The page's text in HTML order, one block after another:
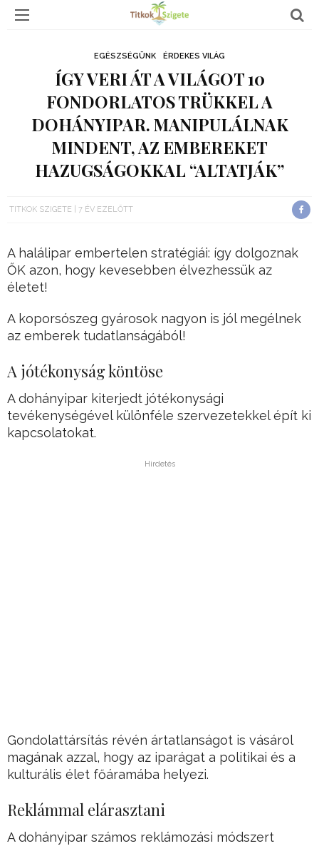
EGÉSZSÉGÜNK ÉRDEKES VILÁG
ÍGY VERI ÁT A VILÁGOT 10
FONDORLATOS TRÜKKEL A
DOHÁNYIPAR. MANIPULÁLNAK
MINDENT, AZ EMBEREKET
HAZUGSÁGOKKAL “ALTATJÁK”
TITKOK SZIGETE 7 ÉV EZELŐTT
A halálipar embertelen stratégiái: így dolgoznak
ŐK azon, hogy kevesebben élvezhessük az
életet!
A koporsószeg gyárosok nagyon is jól megélnek
az emberek tudatlanságából!
A jótékonyság köntöse
A dohányipar kiterjedt jótékonysági
tevékenységével különféle szervezetekkel épít ki
kapcsolatokat.
Hirdetés
Gondolattársítás révén ártatlanságot is vásárol
magának azzal, hogy az iparágat a politikai és a
kulturális élet főáramába helyezi.
Reklámmal elárasztani
A dohányipar számos reklámozási módszert